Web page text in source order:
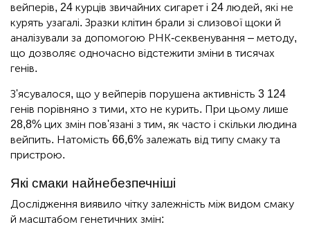
вейперів, 24 курців звичайних сигарет і 24 людей, які не
курять узагалі. Зразки клітин брали зі слизової щоки й
аналізували за допомогою РНК-секвенування – методу,
що дозволяє одночасно відстежити зміни в тисячах
генів.
З'ясувалося, що у вейперів порушена активність 3 124
генів порівняно з тими, хто не курить. При цьому лише
28,8% цих змін пов'язані з тим, як часто і скільки людина
вейпить. Натомість 66,6% залежать від типу смаку та
пристрою.
Які смаки найнебезпечніші
Дослідження виявило чітку залежність між видом смаку
й масштабом генетичних змін: